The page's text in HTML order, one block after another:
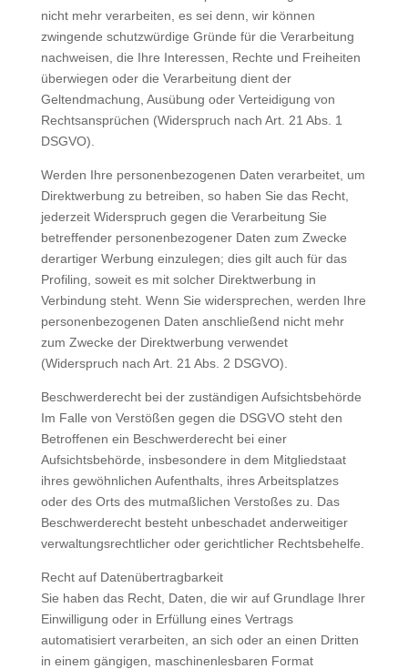
nicht mehr verarbeiten, es sei denn, wir können
zwingende schutzwürdige Gründe für die Verarbeitung
nachweisen, die Ihre Interessen, Rechte und Freiheiten
überwiegen oder die Verarbeitung dient der
Geltendmachung, Ausübung oder Verteidigung von
Rechtsansprüchen (Widerspruch nach Art. 21 Abs. 1
DSGVO).
Werden Ihre personenbezogenen Daten verarbeitet, um
Direktwerbung zu betreiben, so haben Sie das Recht,
jederzeit Widerspruch gegen die Verarbeitung Sie
betreffender personenbezogener Daten zum Zwecke
derartiger Werbung einzulegen; dies gilt auch für das
Profiling, soweit es mit solcher Direktwerbung in
Verbindung steht. Wenn Sie widersprechen, werden Ihre
personenbezogenen Daten anschließend nicht mehr
zum Zwecke der Direktwerbung verwendet
(Widerspruch nach Art. 21 Abs. 2 DSGVO).
Beschwerderecht bei der zuständigen Aufsichtsbehörde
Im Falle von Verstößen gegen die DSGVO steht den
Betroffenen ein Beschwerderecht bei einer
Aufsichtsbehörde, insbesondere in dem Mitgliedstaat
ihres gewöhnlichen Aufenthalts, ihres Arbeitsplatzes
oder des Orts des mutmaßlichen Verstoßes zu. Das
Beschwerderecht besteht unbeschadet anderweitiger
verwaltungsrechtlicher oder gerichtlicher Rechtsbehelfe.
Recht auf Datenübertragbarkeit
Sie haben das Recht, Daten, die wir auf Grundlage Ihrer
Einwilligung oder in Erfüllung eines Vertrags
automatisiert verarbeiten, an sich oder an einen Dritten
in einem gängigen, maschinenlesbaren Format